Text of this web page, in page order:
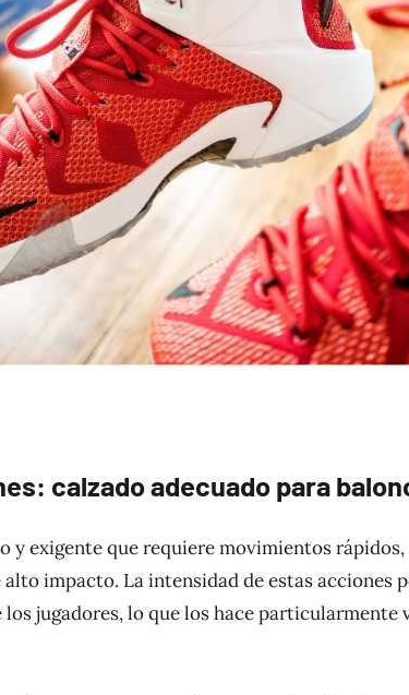
calzado adecuado para
y exigente que requiere movimientos
impacto. La intensidad de estas acciones
jugadores, lo que los hace particularmente